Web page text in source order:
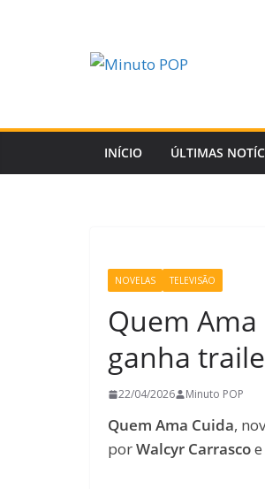
INÍCIO ÚLTIMAS
NOVELAS TELEVISÃO
Quem
ganha
22/04/2026 Minuto POP
Quem Ama Cuida,
porWalcyr Carrasco